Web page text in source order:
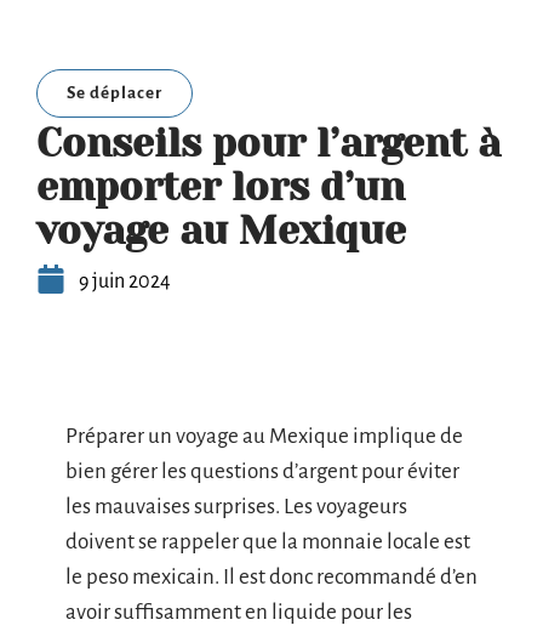
Se déplacer
Conseils pour l’argent à
emporter lors d’un
voyage au Mexique
9 juin 2024
Préparer un voyage au Mexique implique de
bien gérer les questions d’argent pour éviter
les mauvaises surprises. Les voyageurs
doivent se rappeler que la monnaie locale est
le peso mexicain. Il est donc recommandé d’en
avoir suffisamment en liquide pour les